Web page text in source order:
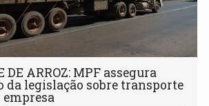
DE ARROZ: MPF assegura
legislação sobre transporte
empresa